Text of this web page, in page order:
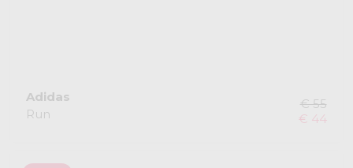
Adidas
Run
€ 55
€ 44